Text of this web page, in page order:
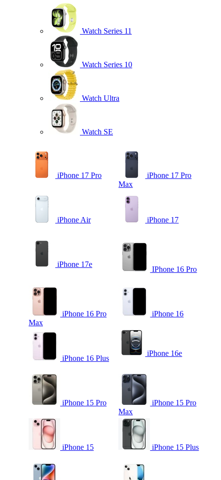
Watch Series 11
Watch Series 10
Watch Ultra
Watch SE
iPhone 17 Pro
iPhone 17 Pro
Max
iPhone Air iPhone 17
iPhone 17e
IPhone 16 Pro
iPhone 16 Pro
Max
iPhone 16
iPhone 16 Plus
iPhone 16e
iPhone 15 Pro
iPhone 15 Pro
Max
iPhone 15 iPhone 15 Plus